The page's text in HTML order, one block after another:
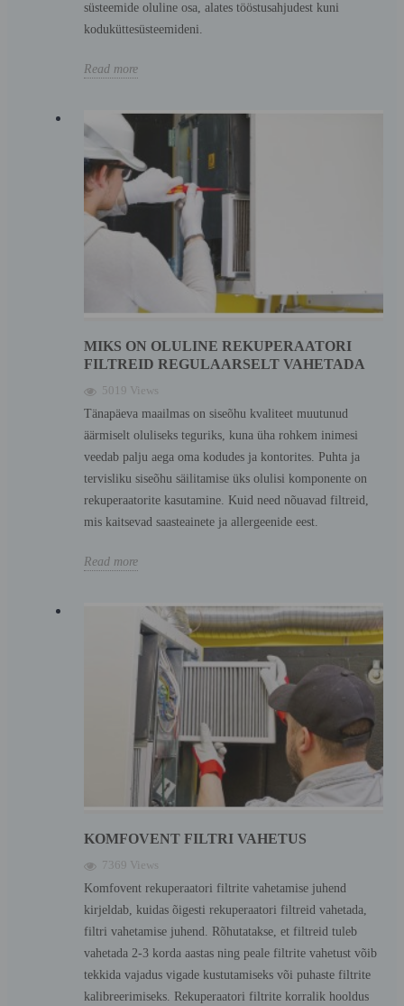
süsteemide oluline osa, alates tööstusahjudest kuni
koduküttesüsteemideni.
Read more
MIKS ON OLULINE REKUPERAATORI
FILTREID REGULAARSELT VAHETADA
5019 Views
Tänapäeva maailmas on siseõhu kvaliteet muutunud
äärmiselt oluliseks teguriks, kuna üha rohkem inimesi
veedab palju aega oma kodudes ja kontorites. Puhta ja
tervisliku siseõhu säilitamise üks olulisi komponente on
rekuperaatorite kasutamine. Kuid need nõuavad filtreid,
mis kaitsevad saasteainete ja allergeenide eest.
Read more
KOMFOVENT FILTRI VAHETUS
7369 Views
Komfovent rekuperaatori filtrite vahetamise juhend
kirjeldab, kuidas õigesti rekuperaatori filtreid vahetada,
filtri vahetamise juhend. Rõhutatakse, et filtreid tuleb
vahetada 2-3 korda aastas ning peale filtrite vahetust võib
tekkida vajadus vigade kustutamiseks või puhaste filtrite
kalibreerimiseks. Rekuperaatori filtrite korralik hooldus